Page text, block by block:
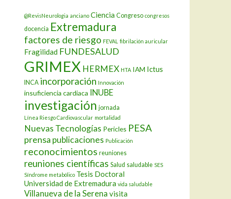
@RevisNeurologia anciano Ciencia Congreso congresos
docencia Extremadura
factores de riesgo FEVAL fibrilación auricular
Fragilidad FUNDESALUD
GRIMEX HERMEX HTA IAM Ictus
INCA incorporación Innovación
insuficiencia cardiaca INUBE
investigación jornada
Línea Riesgo Cardiovascular mortalidad
Nuevas Tecnologías Pericles PESA
prensa publicaciones Publicación
reconocimientos reuniones
reuniones científicas Salud saludable SES
Síndrome metabólico Tesis Doctoral
Universidad de Extremadura vida saludable
Villanueva de la Serena visita